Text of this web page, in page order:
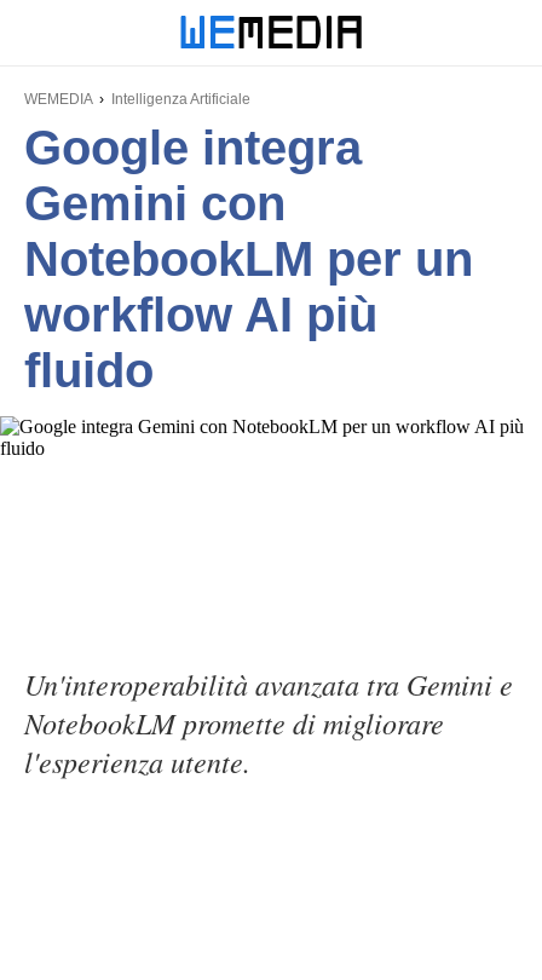
WEMEDIA Intelligenza Artificiale
Google integra
Gemini con
NotebookLM per un
workflow AI più
fluido
Un'interoperabilità avanzata tra Gemini e
NotebookLM promette di migliorare
l'esperienza utente.